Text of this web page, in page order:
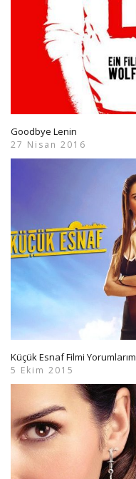
Goodbye Lenin
27 Nisan 2016
Küçük Esnaf Filmi Yorumlarım
5 Ekim 2015